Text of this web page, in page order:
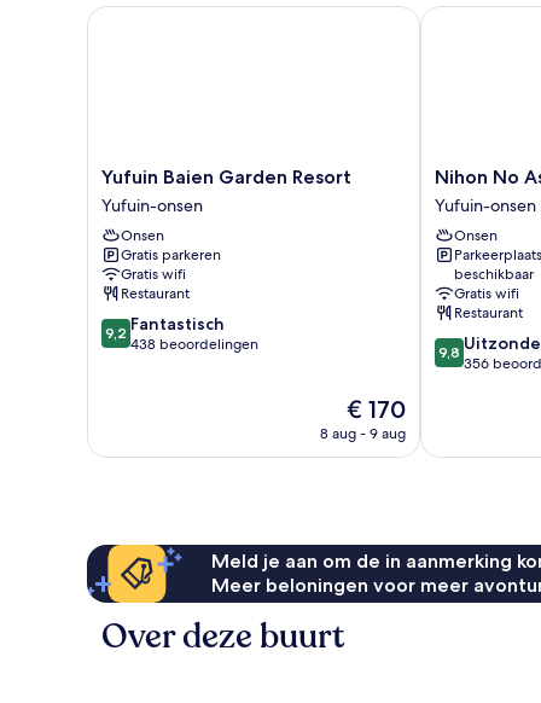
Bath
Yufuin
Baien
Garden
Resort
Yufuin-
onsen
Yufuin Baien Garden Resort
Yufuin-onsen
Onsen
Gratis parkeren
Gratis wifi
Restaurant
9.2
van
9,2 Fantastisch
438 beoordelingen
De
prijs
is
€ 170
8 aug - 9 aug
Yufuin Baien Garden Resort
Nihon
No
Ashitaba
Yufuin-
onsen
Nihon No
Yufuin-onsen
Onsen
beschikbaar
Gratis wifi
Restaurant
9.8
van
9,8
356
Nihon No
Meld je aan om de in aanmerking
Meer beloningen voor meer
Over deze buurt